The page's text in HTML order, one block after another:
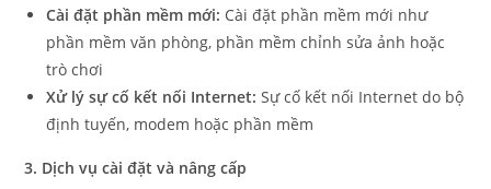
Cài đặt phần mềm mới: Cài đặt phần mềm mới như
phần mềm văn phòng, phần mềm chỉnh sửa ảnh hoặc
trò chơi
Xử lý sự cố kết nối Internet: Sự cố kết nối Internet do bộ
định tuyến, modem hoặc phần mềm
3. Dịch vụ cài đặt và nâng cấp